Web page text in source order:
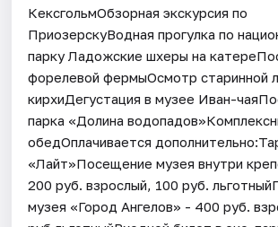
КексгольмОбзорная экскурсия по
ПриозерскуВодная прогулка по
парку Ладожские шхеры на
форелевой фермыОсмотр старинной
кирхиДегустация в музее Иван-
парка «Долина
обедОплачивается
«Лайт»Посещение музея внутри
200 руб. взрослый, 100 руб.
музея «Город Ангелов» - 400 руб.